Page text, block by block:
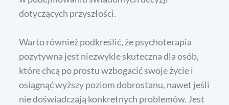
dotyczących przyszłości.
Warto również podkreślić, że psychoterapia
pozytywna jest niezwykle skuteczna dla osób,
które chcą po prostu wzbogacić swoje życie i
osiągnąć wyższy poziom dobrostanu, nawet jeśli
nie doświadczają konkretnych problemów. Jest